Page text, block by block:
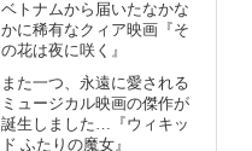
ベトナムから届いたなかな
かに稀有なクィア映画『そ
の花は夜に咲く』
また一つ、永遠に愛される
ミュージカル映画の傑作が
誕生しました…『ウィキッ
ド ふたりの魔女』